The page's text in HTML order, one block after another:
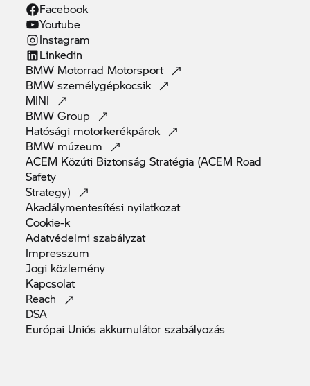
Facebook
Youtube
Instagram
Linkedin
BMW Motorrad Motorsport
BMWszemélygépkocsik
MINI
BMWGroup
Hatósági motorkerékpárok
BMW múzeum
ACEM Közúti Biztonság Stratégia (ACEM Road
Safety
Strategy)
Akadálymentesítési nyilatkozat
Cookie-k
Adatvédelmiszabályzat
Impresszum
Jogi közlemény
Kapcsolat
Reach
DSA
Európai Uniós akkumulátorszabályozás